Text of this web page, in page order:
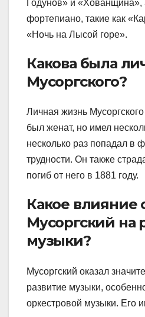
Годунов» и «Хованщина»,
фортепиано, такие как
«Ночь на Лысой горе».
Какова была
Мусоргского?
Личная жизнь
был женат, но имел
несколько раз попадал в
трудности. Он также
погиб от него в 1881 году.
Какое влияние
Мусоргский на
музыки?
Мусоргский оказал
развитие музыки,
оркестровой музыки. Его